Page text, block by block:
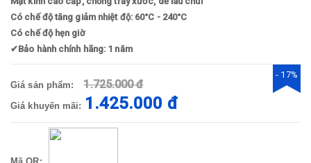
Có chế độ tăng giảm nhiệt độ: 60°C - 240°C
Có chế độ hẹn giờ
✔Bảo hành chính hãng: 1 năm
Giá sản phẩm: 1.725.000 đ
Giá khuyến mãi: 1.425.000 đ
- 17%